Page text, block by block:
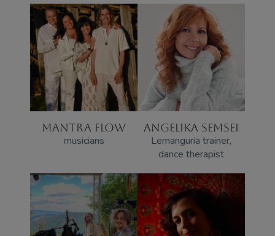
MANTRA FLOW
musicians
ANGELIKA SEMSEI
Lemanguria trainer,
dance therapist